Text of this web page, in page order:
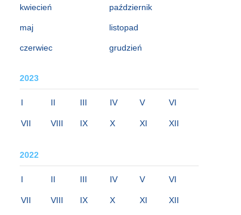
kwiecień
maj
czerwiec
październik
listopad
grudzień
2023
I II III IV V VI
VII VIII IX X XI XII
2022
I II III IV V VI
VII VIII IX X XI XII